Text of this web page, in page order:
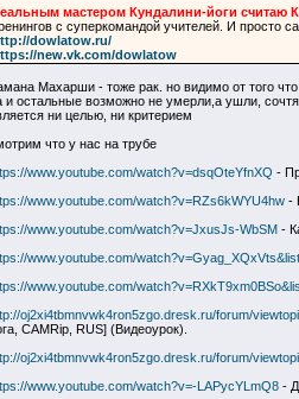
мастером Кундалини-йоги считаю
с суперкомандой учителей. И просто
dowlatow.ru/
new.vk.com/dowlatow
Махарши - тоже рак. но видимо от того
и остальные возможно не умерли,а ушли,
ни целью, ни критерием
что у нас на трубе
www.youtube.com/watch?v=dsqOteYfnXQ -
www.youtube.com/watch?v=RZs6kWYU4hw-
www.youtube.com/watch?v=JxusJs-WbSM -
www.youtube.com/
www.youtube.com/
oj2xi4tbmnvwk4ron5zgo.dresk.ru/forum/
CAMRip, RUS] (Видеоурок).
oj2xi4tbmnvwk4ron5zgo.dresk.ru/forum/
www.youtube.com/watch?v=-LAPycYLmQ8-